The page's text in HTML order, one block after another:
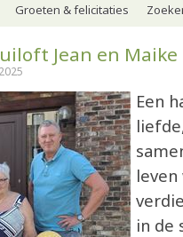
Groeten & felicitaties
Jean en Maike
Een
in de